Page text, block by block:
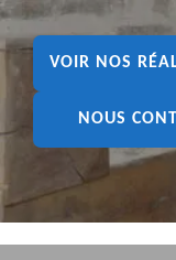
VOIR NOS
NOUS